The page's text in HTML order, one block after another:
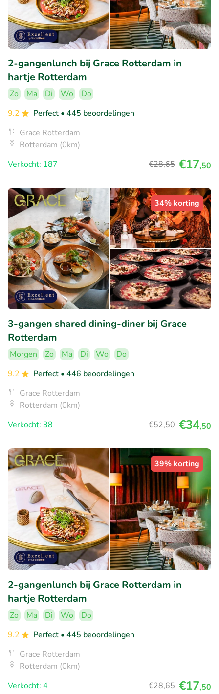
2-gangenlunch bij Grace Rotterdam in
hartje Rotterdam
Zo Ma Di Wo
Do
9.2
Perfect • 445 beoordelingen
Grace Rotterdam
Rotterdam (0km)
Verkocht: 187
€28,65 €17,50
34% korting
3-gangen shared dining-diner bij Grace
Rotterdam
Morgen Zo Ma Di Wo
Do
9.2
Perfect • 446 beoordelingen
Grace Rotterdam
Rotterdam (0km)
Verkocht: 38
€52,50 €34,50
39% korting
2-gangenlunch bij Grace Rotterdam in
hartje Rotterdam
Zo Ma Di Wo
Do
9.2
Perfect • 445 beoordelingen
Grace Rotterdam
Rotterdam (0km)
Verkocht: 4
€28,65 €17,50